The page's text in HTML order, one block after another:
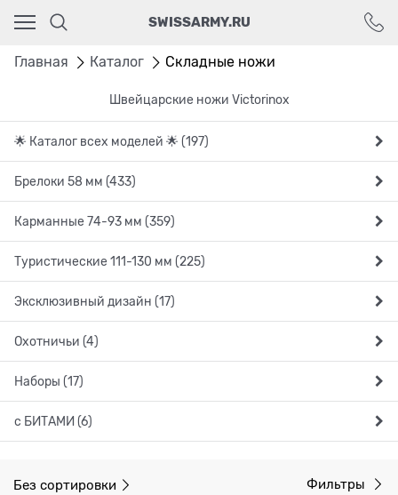
SWISSARMY.RU
Главная Каталог Складные ножи
Швейцарские ножи Victorinox
🌟 Каталог всех моделей 🌟 (197)
Брелоки 58 мм (433)
Карманные 74-93 мм (359)
Туристические 111-130 мм (225)
Эксклюзивный дизайн (17)
Охотничьи (4)
Наборы (17)
с БИТАМИ (6)
Без сортировки Фильтры
Ваш город - Москва,
угадали?
ДА НЕТ